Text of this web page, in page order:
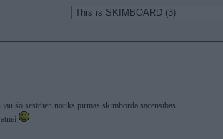
šo sestdien notiks pirmās skimborda sacensības.